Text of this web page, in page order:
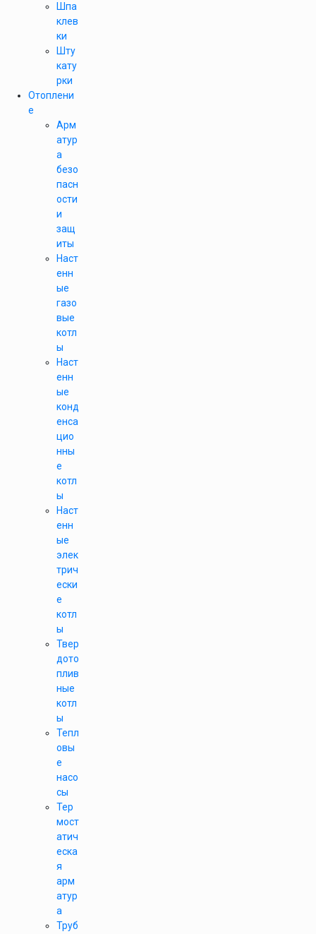
Шпа
клев
ки
Шту
кату
рки
Отоплени
е
Арм
атур
а
безо
пасн
ости
и
защ
иты
Наст
енн
ые
газо
вые
котл
ы
Наст
енн
ые
конд
енса
цио
нны
е
котл
ы
Наст
енн
ые
элек
трич
ески
е
котл
ы
Твер
дото
плив
ные
котл
ы
Тепл
овы
е
насо
сы
Тер
мост
атич
еска
я
арм
атур
а
Труб